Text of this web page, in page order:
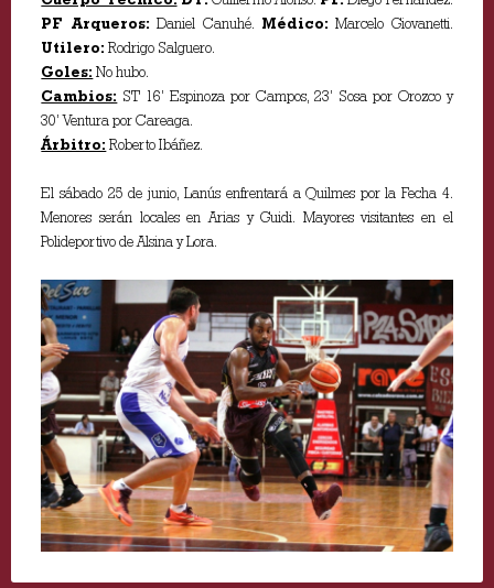
PF Arqueros: Daniel Canuhé. Médico: Marcelo Giovanetti.
Utilero: Rodrigo Salguero.
Goles: No hubo.
Cambios: ST 16’ Espinoza por Campos, 23’ Sosa por Orozco y
30’ Ventura por Careaga.
Árbitro: Roberto Ibáñez.
El sábado 25 de junio, Lanús enfrentará a Quilmes por la Fecha 4.
Menores serán locales en Arias y Guidi. Mayores visitantes en el
Polideportivo de Alsina y Lora.